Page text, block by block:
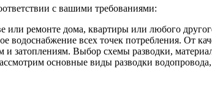
с вашими требованиями:
или ремонте дома, квартиры или любого
водоснабжение всех точек потребления. От
затоплениям. Выбор схемы разводки,
основные виды разводки